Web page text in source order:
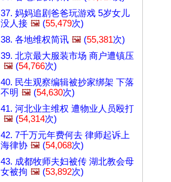
37. 妈妈追剧爸爸玩游戏 5岁女儿
没人接 🖼️ (55,479次)
38. 各地维权简讯 🖼️ (55,381次)
39. 北京最大服装市场 商户遭镇压
🖼️ (54,766次)
40. 民生观察编辑被抄家绑架 下落
不明 🖼️ (54,630次)
41. 河北业主维权 遭物业人员殴打
🖼️ (54,314次)
42. 7千万元年费何去 律师起诉上
海律协 🖼️ (54,068次)
43. 成都牧师夫妇被传 湖北教会母
女被拘 🖼️ (53,892次)